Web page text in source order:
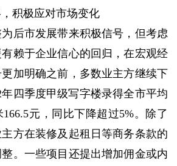
积极应对市场变化
后市发展带来积极信号，但考虑
赖于企业信心的回归，在宏观经
加明确之前，多数业主方继续下
四季度甲级写字楼录得全市平均
元，同比下降超过5%。除了
方在装修及起租日等商务条款的
。一些项目还提出增加佣金或内